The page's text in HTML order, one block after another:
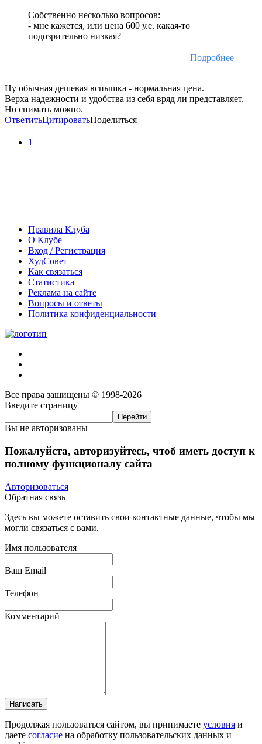
Собственно несколько вопросов:
- мне кажется, или цена 600 у.е. какая-то
подозрительно низкая?
Подробнее
Ну обычная дешевая вспышка - нормальная цена.
Верха надежности и удобства из себя вряд ли представляет.
Но снимать можно.
ОтветитьЦитироватьПоделиться
1
Правила Клуба
О Клубе
Вход / Регистрация
ХудСовет
Как связаться
Статистика
Реклама на сайте
Вопросы и ответы
Политика конфиденциальности
Все права защищены © 1998-2026
Введите страницу
Вы не авторизованы
Пожалуйста, авторизуйтесь, чтоб иметь доступ к
полному функционалу сайта
Авторизоваться
Обратная связь
Здесь вы можете оставить свои контактные данные, чтобы мы
могли связаться с вами.
Имя пользователя
Ваш Email
Телефон
Комментарий
Написать
Продолжая пользоваться сайтом, вы принимаете условия и
даете согласие на обработку пользовательских данных и